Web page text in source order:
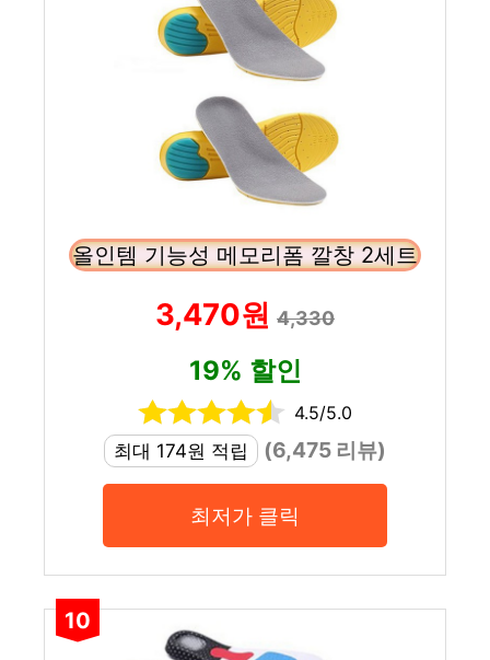
올인템 기능성 메모리폼 깔창 2세트
3,470원 4,330
19% 할인
4.5/5.0
최대 174원 적립
(6,475 리뷰)
최저가 클릭
10